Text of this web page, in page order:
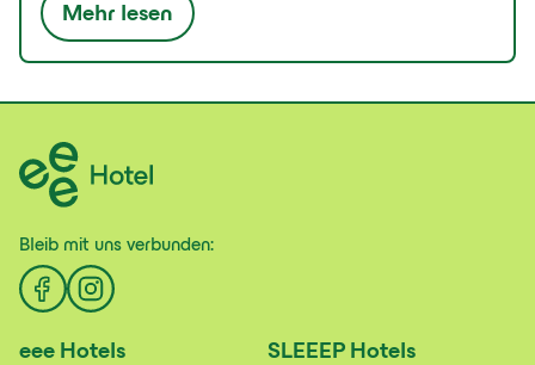
Mehr lesen
Bleib mit uns verbunden:
eee Hotels SLEEEP Hotels